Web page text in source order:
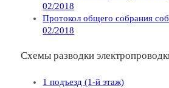
02/2018
Протокол общего собрания
02/2018
Схемы разводки
1 подъезд (1-й этаж)